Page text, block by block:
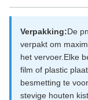
Verpakking:De
verpakt om
het vervoer.Elke
film of plastic
besmetting te
stevige houten